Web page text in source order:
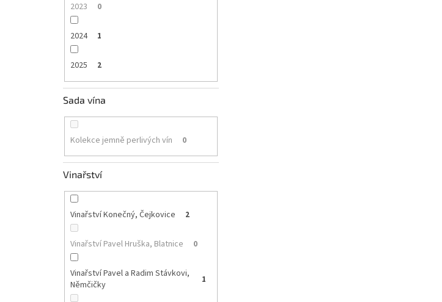
2023 0
2024 1
2025 2
Sada vína
Kolekce jemně perlivých vín 0
Vinařství
Vinařství Konečný, Čejkovice 2
Vinařství Pavel Hruška, Blatnice 0
Vinařství Pavel a Radim Stávkovi,
Němčičky
1